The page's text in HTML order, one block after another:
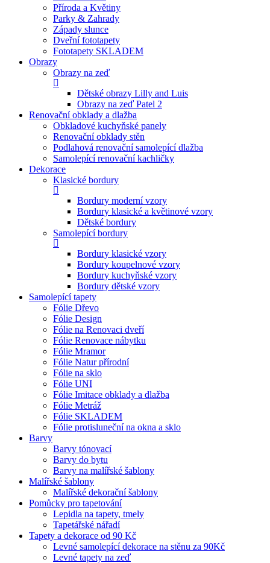
Příroda a Květiny
Parky & Zahrady
Západy slunce
Dveřní fototapety
Fototapety SKLADEM
Obrazy
Obrazy na zeď
Dětské obrazy Lilly and Luis
Obrazy na zeď Patel 2
Renovační obklady a dlažba
Obkladové kuchyňské panely
Renovační obklady stěn
Podlahová renovační samolepící dlažba
Samolepící renovační kachličky
Dekorace
Klasické bordury
Bordury moderní vzory
Bordury klasické a květinové vzory
Dětské bordury
Samolepící bordury
Bordury klasické vzory
Bordury koupelnové vzory
Bordury kuchyňské vzory
Bordury dětské vzory
Samolepící tapety
Fólie Dřevo
Fólie Design
Fólie na Renovaci dveří
Fólie Renovace nábytku
Fólie Mramor
Fólie Natur přírodní
Fólie na sklo
Fólie UNI
Fólie Imitace obklady a dlažba
Fólie Metráž
Fólie SKLADEM
Fólie protisluneční na okna a sklo
Barvy
Barvy tónovací
Barvy do bytu
Barvy na malířské šablony
Malířské šablony
Malířské dekorační šablony
Pomůcky pro tapetování
Lepidla na tapety, tmely
Tapetářské nářadí
Tapety a dekorace od 90 Kč
Levné samolepící dekorace na stěnu za 90Kč
Levné tapety na zeď